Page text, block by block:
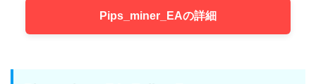
Pips_miner_EAの詳細